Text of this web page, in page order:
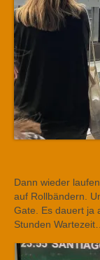
Dann wieder
auf Rollbändern.
Gate. Es dauert ja
Stunden